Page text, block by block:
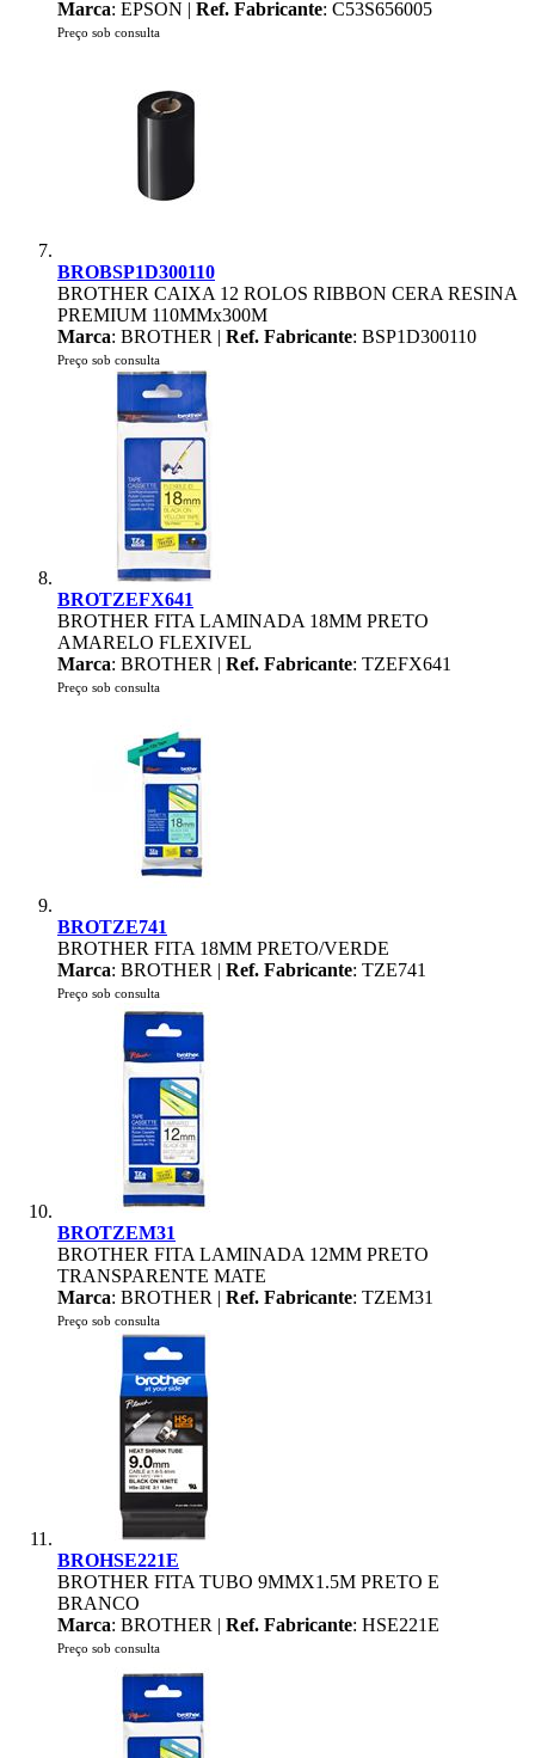
Marca: EPSON | Ref. Fabricante: C53S656005
Preço sob consulta
BROBSP1D300110
BROTHER CAIXA 12 ROLOS RIBBON CERA RESINA
PREMIUM 110MMx300M
Marca: BROTHER | Ref. Fabricante: BSP1D300110
Preço sob consulta
BROTZEFX641
BROTHER FITA LAMINADA 18MM PRETO
AMARELO FLEXIVEL
Marca: BROTHER | Ref. Fabricante: TZEFX641
Preço sob consulta
BROTZE741
BROTHER FITA 18MM PRETO/VERDE
Marca: BROTHER | Ref. Fabricante: TZE741
Preço sob consulta
BROTZEM31
BROTHER FITA LAMINADA 12MM PRETO
TRANSPARENTE MATE
Marca: BROTHER | Ref. Fabricante: TZEM31
Preço sob consulta
BROHSE221E
BROTHER FITA TUBO 9MMX1.5M PRETO E
BRANCO
Marca: BROTHER | Ref. Fabricante: HSE221E
Preço sob consulta